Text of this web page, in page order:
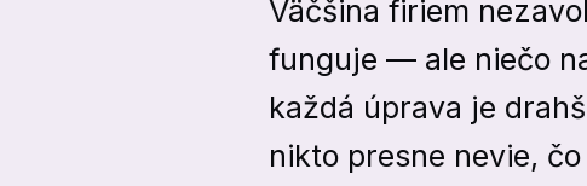
Väčšina firiem
funguje — ale niečo
každá úprava je
nikto presne nevie,